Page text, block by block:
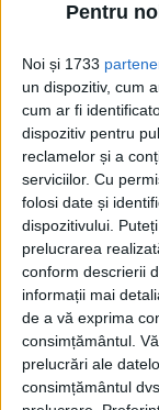
Pentru
Noi și 1733
un dispozitiv, cum
cum ar fi
dispozitiv pentru
reclamelor și a
serviciilor. Cu
folosi date și
dispozitivului.
prelucrarea
conform descrierii
informații mai
de a vă exprima
consimțământul.
prelucrări ale
consimțământul
Prozatoare
articole,
şi plastică în
Cuvântul,
reviste ale